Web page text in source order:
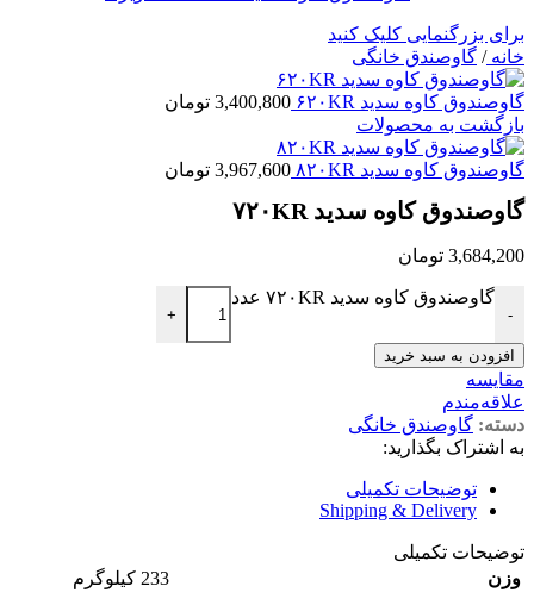
برای بزرگنمایی کلیک کنید
خانه/ گاوصندق خانگی
گاوصندوق کاوه سدید ۶۲۰KR 3,400,800 تومان
بازگشت به محصولات
گاوصندوق کاوه سدید ۸۲۰KR 3,967,600 تومان
گاوصندوق کاوه سدید ۷۲۰KR
3,684,200 تومان
-
گاوصندوق کاوه سدید ۷۲۰KR عدد
+
افزودن به سبد خرید
مقایسه
علاقه‌مندم
دسته: گاوصندق خانگی
به اشتراک بگذارید:
توضیحات تکمیلی
Shipping & Delivery
توضیحات تکمیلی
وزن
233 کیلوگرم